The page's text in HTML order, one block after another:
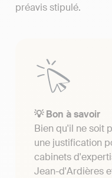
préavis stipulé.
💡 Bon à savoir
Bien qu'il ne soit
une justification
cabinets
Jean-d'Ardières